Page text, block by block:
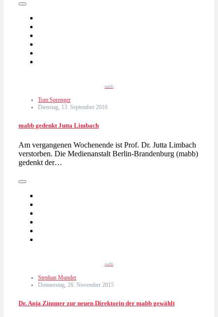
mabb
Tom Sprenger
Dienstag, 13. September 2016
mabb gedenkt Jutta Limbach
Am vergangenen Wochenende ist Prof. Dr. Jutta Limbach
verstorben. Die Medienanstalt Berlin-Brandenburg (mabb)
gedenkt der…
mabb
Stephan Munder
Donnerstag, 26. November 2015
Dr. Anja Zimmer zur neuen Direktorin der mabb gewählt